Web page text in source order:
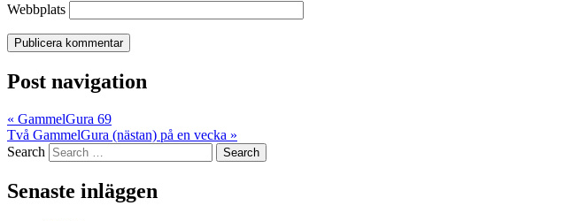
Webbplats
Post navigation
« GammelGura 69
Två GammelGura (nästan) på en vecka »
Search
Senaste inläggen